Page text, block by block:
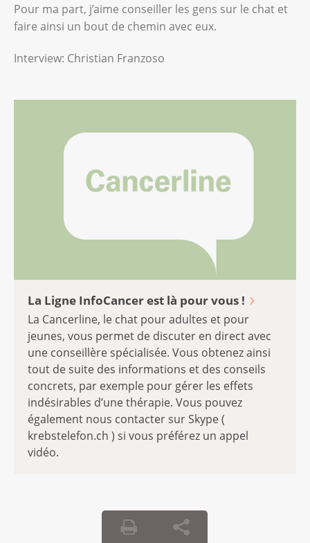
Pour ma part, j’aime conseiller les gens sur le chat et
faire ainsi un bout de chemin avec eux.
Interview: Christian Franzoso
La Ligne InfoCancer est là pour vous !
La Cancerline, le chat pour adultes et pour
jeunes, vous permet de discuter en direct avec
une conseillère spécialisée. Vous obtenez ainsi
tout de suite des informations et des conseils
concrets, par exemple pour gérer les effets
indésirables d’une thérapie. Vous pouvez
également nous contacter sur Skype (
krebstelefon.ch ) si vous préférez un appel
vidéo.